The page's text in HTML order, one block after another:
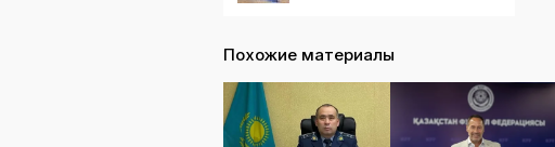
Похожие материалы